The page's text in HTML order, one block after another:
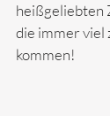
heißgeliebten
die immer viel
kommen!